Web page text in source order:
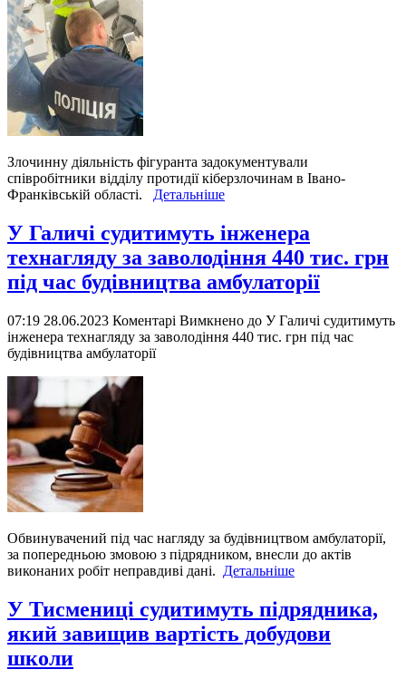
Злочинну діяльність фігуранта задокументували
співробітники відділу протидії кіберзлочинам в Івано-
Франківській області. Детальніше
У Галичі судитимуть інженера
технагляду за заволодіння 440 тис. грн
під час будівництва амбулаторії
07:19 28.06.2023 Коментарі Вимкнено до У Галичі судитимуть
інженера технагляду за заволодіння 440 тис. грн під час
будівництва амбулаторії
Обвинувачений під час нагляду за будівництвом амбулаторії,
за попередньою змовою з підрядником, внесли до актів
виконаних робіт неправдиві дані. Детальніше
У Тисмениці судитимуть підрядника,
який завищив вартість добудови
школи